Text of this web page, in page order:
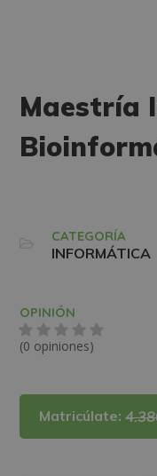
Maestría
CATEGORÍA
INFORMÁTICA
OPINIÓN
(0 opiniones)
Matricúlate: